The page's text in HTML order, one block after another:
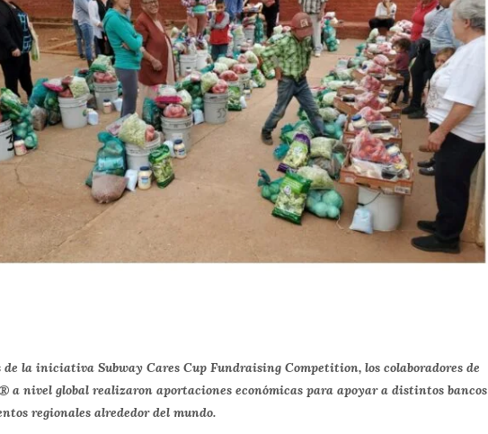
de la iniciativa Subway Cares Cup Fundraising Competition, los colaboradores de
a nivel global realizaron aportaciones económicas para apoyar a distintos bancos
regionales alrededor del mundo.